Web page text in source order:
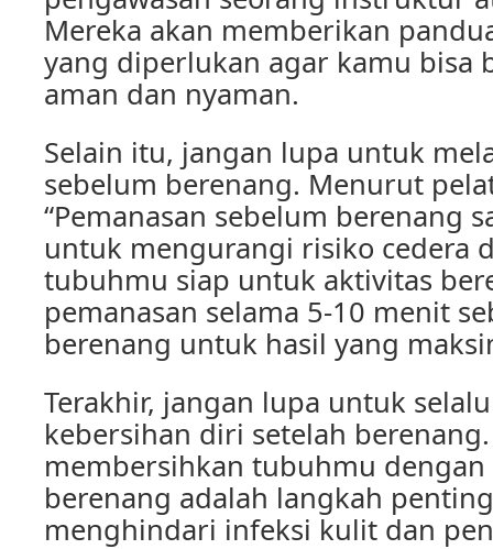
Mereka akan memberikan
yang diperlukan agar kamu bisa
aman dan nyaman.
Selain itu, jangan lupa untuk
sebelum berenang. Menurut
“Pemanasan sebelum berenang
untuk mengurangi risiko cedera
tubuhmu siap untuk aktivitas
pemanasan selama 5-10 menit
berenang untuk hasil yang
Terakhir, jangan lupa untuk
kebersihan diri setelah
membersihkan tubuhmu dengan
berenang adalah langkah
menghindari infeksi kulit dan